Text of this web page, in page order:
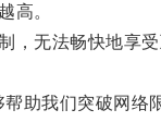
高。
无法畅快地享受
我们突破网络